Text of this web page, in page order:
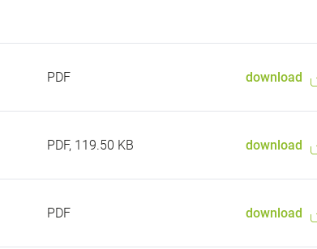
PDF download
PDF, 119.50 KB download
PDF download